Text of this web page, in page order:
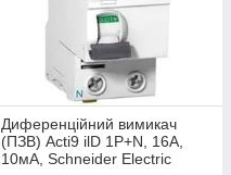
Диференційний вимикач
(ПЗВ) Acti9 ilD 1P+N, 16А,
10мА, Schneider Electric